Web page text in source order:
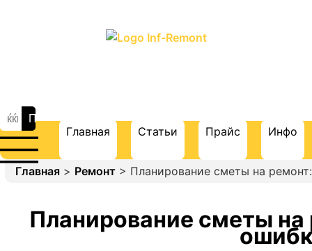
Главная Статьи Прайс Инфо
Главная > Ремонт > Планирование сметы на
Планирование сметы